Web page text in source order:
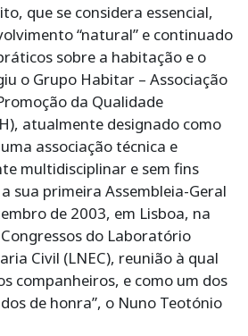
que se considera essencial,
“natural” e continuado
sobre a habitação e o
o Grupo Habitar – Associação
da Qualidade
atualmente designado como
associação técnica e
multidisciplinar e sem fins
sua primeira Assembleia-Geral
de 2003, em Lisboa, na
do Laboratório
Civil (LNEC), reunião à qual
companheiros, e como um dos
de honra”, o Nuno Teotónio